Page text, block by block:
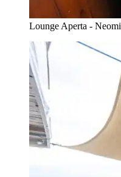
Lounge Aperta - Neomi